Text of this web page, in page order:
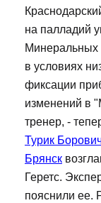
на палладий
в условиях
фиксации
изменений в
тренер, -
Турик
Брянск
Геретс.
пояснили ее.